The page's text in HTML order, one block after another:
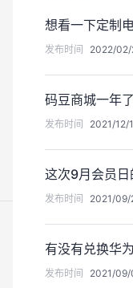
想看一下定制
发布时间 2022/02/
码豆商城一年
发布时间 2021/12/
这次9月会员
发布时间 2021/09/
有没有兑换华
发布时间 2021/